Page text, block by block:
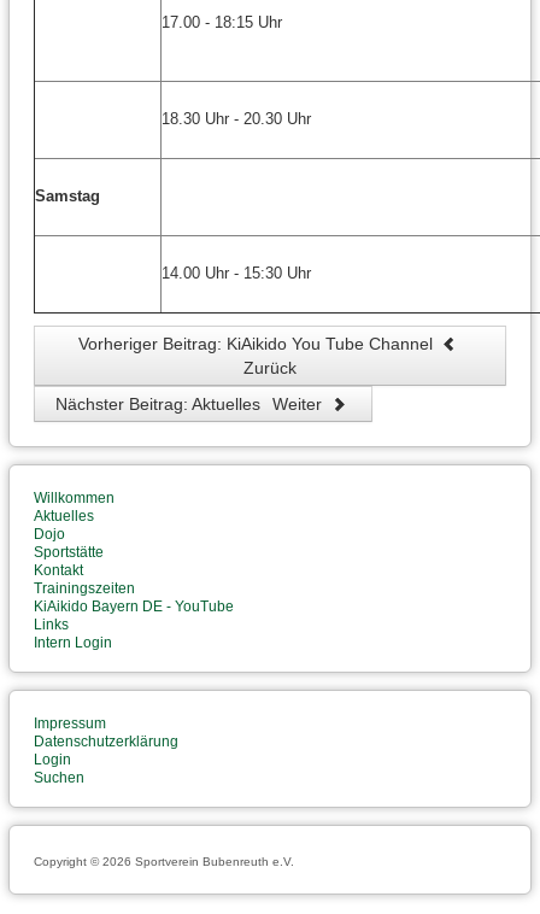
17.00 - 18:15 Uhr
18.30 Uhr - 20.30 Uhr
Samstag
14.00 Uhr - 15:30 Uhr
Vorheriger Beitrag: KiAikido You Tube Channel
Zurück
Nächster Beitrag: Aktuelles
Weiter
Willkommen
Aktuelles
Dojo
Sportstätte
Kontakt
Trainingszeiten
KiAikido Bayern DE - YouTube
Links
Intern Login
Impressum
Datenschutzerklärung
Login
Suchen
Copyright © 2026 Sportverein Bubenreuth e.V.